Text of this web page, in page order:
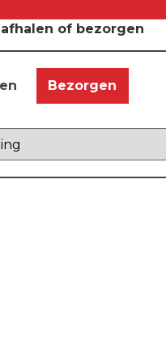
of bezorgen
Bezorgen